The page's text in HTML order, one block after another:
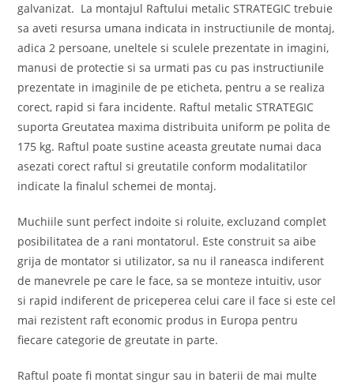
galvanizat. La montajul Raftului metalic STRATEGIC trebuie
sa aveti resursa umana indicata in instructiunile de montaj,
adica 2 persoane, uneltele si sculele prezentate in imagini,
manusi de protectie si sa urmati pas cu pas instructiunile
prezentate in imaginile de pe eticheta, pentru a se realiza
corect, rapid si fara incidente. Raftul metalic STRATEGIC
suporta Greutatea maxima distribuita uniform pe polita de
175 kg. Raftul poate sustine aceasta greutate numai daca
asezati corect raftul si greutatile conform modalitatilor
indicate la finalul schemei de montaj.
Muchiile sunt perfect indoite si roluite, excluzand complet
posibilitatea de a rani montatorul. Este construit sa aibe
grija de montator si utilizator, sa nu il raneasca indiferent
de manevrele pe care le face, sa se monteze intuitiv, usor
si rapid indiferent de priceperea celui care il face si este cel
mai rezistent raft economic produs in Europa pentru
fiecare categorie de greutate in parte.
Raftul poate fi montat singur sau in baterii de mai multe